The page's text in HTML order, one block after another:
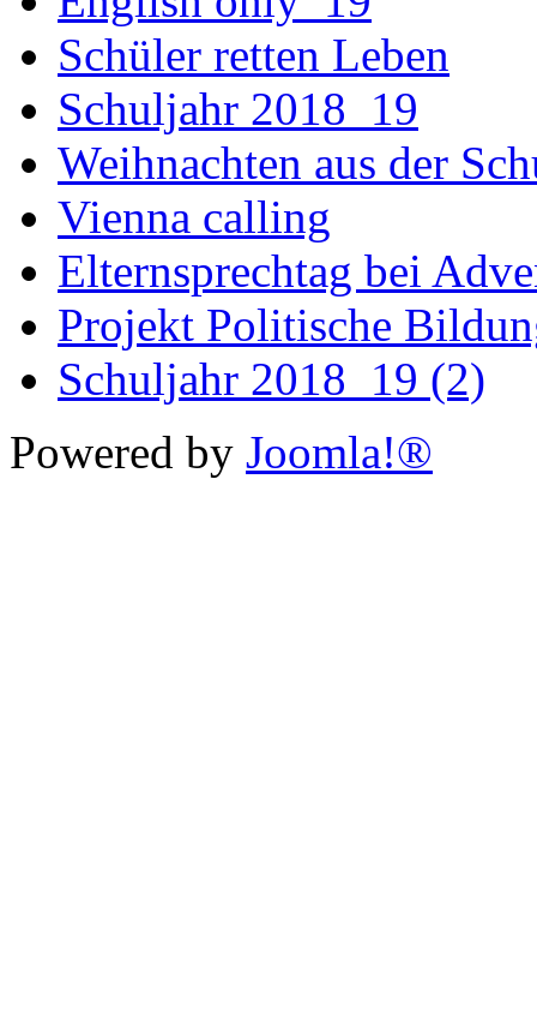
Schüler retten Leben
Schuljahr 2018_19
Weihnachten aus der
Vienna calling
Elternsprechtag bei
Projekt Politische
Schuljahr 2018_19 (2)
Powered by Joomla!®